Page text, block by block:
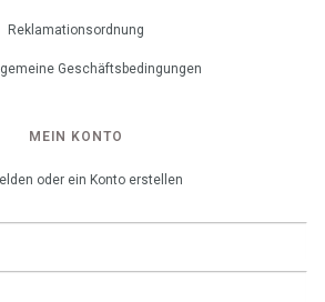
Reklamationsordnung
Geschäftsbedingungen
MEIN KONTO
oder ein Konto erstellen